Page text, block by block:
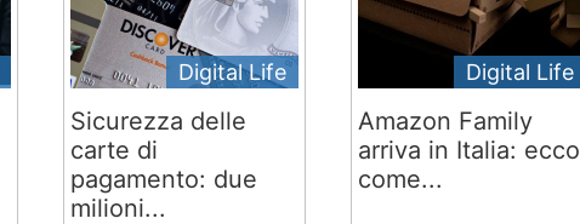
Digital Life
Sicurezza delle
carte di
pagamento: due
milioni...
Digital Life
Amazon Family
arriva in Italia: ecco
come...